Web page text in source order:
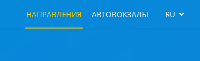
НАПРАВЛЕНИЯ АВТОВОКЗАЛЫ RU